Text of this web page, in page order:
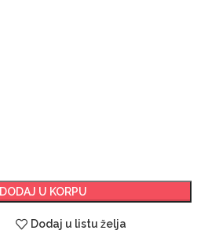
DODAJ U KORPU
Dodaj u listu želja